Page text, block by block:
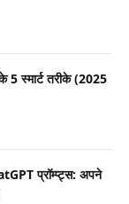
5 स्मार्ट तरीके (2025
प्रॉम्प्ट्स: अपने